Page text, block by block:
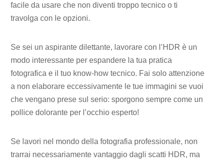
facile da usare che non diventi troppo tecnico o ti
travolga con le opzioni.
Se sei un aspirante dilettante, lavorare con l’HDR è un
modo interessante per espandere la tua pratica
fotografica e il tuo know-how tecnico. Fai solo attenzione
a non elaborare eccessivamente le tue immagini se vuoi
che vengano prese sul serio: sporgono sempre come un
pollice dolorante per l’occhio esperto!
Se lavori nel mondo della fotografia professionale, non
trarrai necessariamente vantaggio dagli scatti HDR, ma